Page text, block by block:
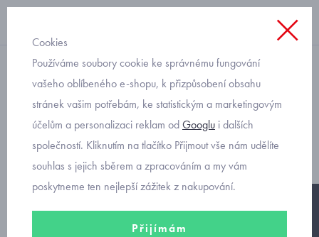
rifle
Mayoral vyšívané rifle
slouchy 1517-5
Cookies
Používáme soubory cookie ke správnému fungování
vašeho oblíbeného e-shopu, k přizpůsobení obsahu
stránek vašim potřebám, ke statistickým a marketingovým
účelům a personalizaci reklam odGooglu i dalších
společností. Kliknutím na tlačítko Přijmout vše nám udělíte
souhlas s jejich sběrem a zpracováním a my vám
poskytneme ten nejlepší zážitek z nakupování.
Přijímám